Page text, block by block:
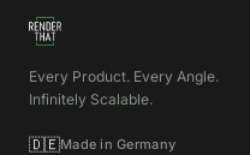
Every Product. Every Angle.
Infinitely Scalable.
🇩🇪Made in Germany